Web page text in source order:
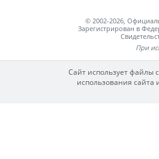
© 2002-2026,
Зарегистрирован в
При
Сайт использует файлы
использования сайта